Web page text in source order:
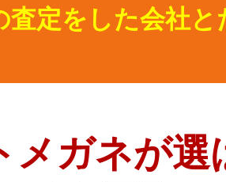
査定をした会社と
メガネが選